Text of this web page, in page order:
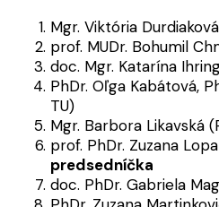
Mgr. Viktória
prof. MUDr. Bohumil
doc. Mgr. Katarína
PhDr. Oľga Kabátová,
TU)
Mgr. Barbora Likavská
prof. PhDr. Zuzana
predsedníčka
doc. PhDr. Gabriela